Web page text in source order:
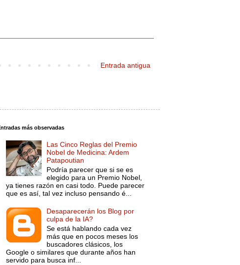
Entrada antigua
más observadas
Las Cinco Reglas del Premio
Nobel de Medicina: Ardem
Patapoutian
Podría parecer que si se es
elegido para un Premio Nobel,
ya tienes razón en casi todo. Puede parecer
que es así, tal vez incluso pensando é...
Desaparecerán los Blog por
culpa de la IA?
Se está hablando cada vez
más que en pocos meses los
buscadores clásicos, los
Google o similares que durante años han
servido para busca inf...